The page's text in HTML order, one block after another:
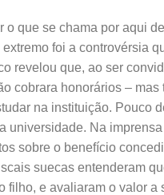
o que se chama por aqui
foi a controvérsia
revelou que, ao ser
cobrara honorários –
na instituição. Pouco
universidade. Na
sobre o benefício
suecas entenderam
filho, e avaliaram o valor